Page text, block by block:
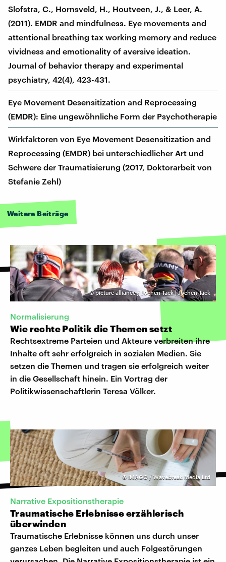
Slofstra, C., Hornsveld, H., Houtveen, J., & Leer, A.
(2011). EMDR and mindfulness. Eye movements and
attentional breathing tax working memory and reduce
vividness and emotionality of aversive ideation.
Journal of behavior therapy and experimental
psychiatry, 42(4), 423-431.
Eye Movement Desensitization and Reprocessing
(EMDR): Eine ungewöhnliche Form der Psychotherapie
Wirkfaktoren von Eye Movement Desensitization and
Reprocessing (EMDR) bei unterschiedlicher Art und
Schwere der Traumatisierung (2017, Doktorarbeit von
Stefanie Zehl)
Weitere Beiträge
©picture alliance / Jochen Tack | Jochen Tack
Normalisierung
Wie rechte Politik die Themen setzt
Rechtsextreme Parteien und Akteure verbreiten ihre
Inhalte oft sehr erfolgreich in sozialen Medien. Sie
setzen die Themen und tragen sie erfolgreich weiter
in die Gesellschaft hinein. Ein Vortrag der
Politikwissenschaftlerin Teresa Völker.
©IMAGO / Wavebreak Media Ltd
Narrative Expositionstherapie
Traumatische Erlebnisse erzählerisch
überwinden
Traumatische Erlebnisse können uns durch unser
ganzes Leben begleiten und auch Folgestörungen